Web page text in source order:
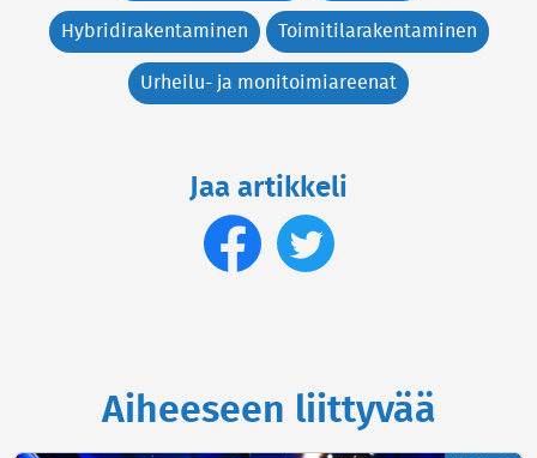
Hybridirakentaminen Toimitilarakentaminen
Urheilu- ja monitoimiareenat
Jaa artikkeli
Aiheeseen liittyvää